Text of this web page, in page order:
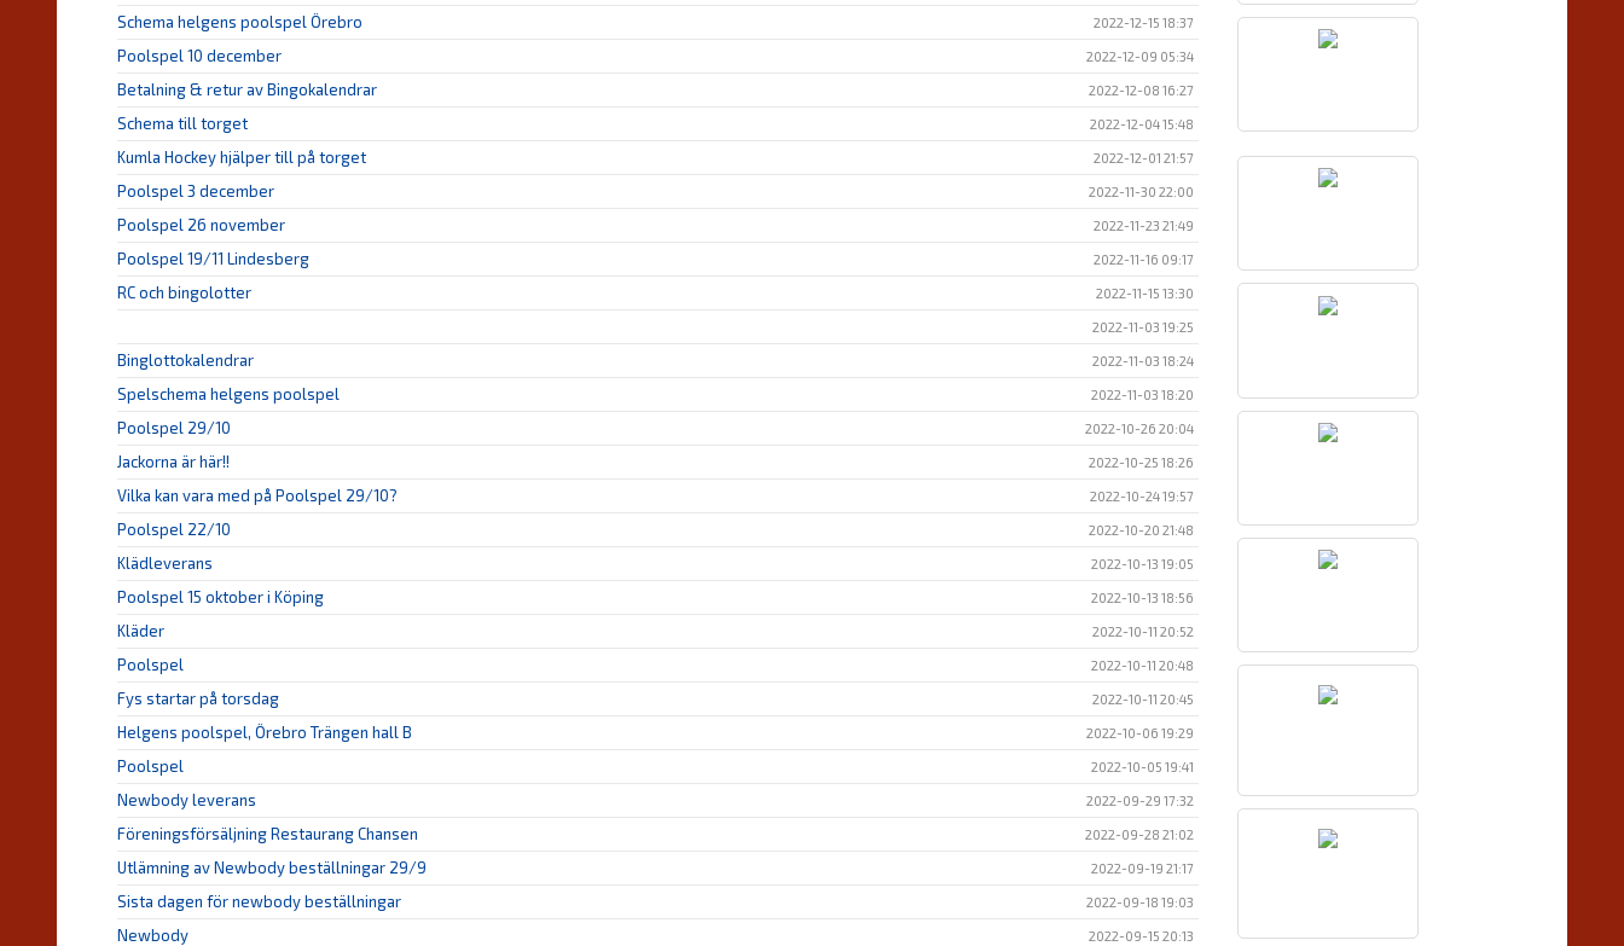
Schema helgens poolspel Örebro 2022-12-15 18:37
Poolspel 10 december 2022-12-09 05:34
Betalning & retur av Bingokalendrar 2022-12-08 16:27
Schema till torget 2022-12-04 15:48
Kumla Hockey hjälper till på torget 2022-12-01 21:57
Poolspel 3 december 2022-11-30 22:00
Poolspel 26 november 2022-11-23 21:49
Poolspel 19/11 Lindesberg 2022-11-16 09:17
RC och bingolotter 2022-11-15 13:30
2022-11-03 19:25
Binglottokalendrar 2022-11-03 18:24
Spelschema helgens poolspel 2022-11-03 18:20
Poolspel 29/10 2022-10-26 20:04
Jackorna är här!! 2022-10-25 18:26
Vilka kan vara med på Poolspel 29/10? 2022-10-24 19:57
Poolspel 22/10 2022-10-20 21:48
Klädleverans 2022-10-13 19:05
Poolspel 15 oktober i Köping 2022-10-13 18:56
Kläder 2022-10-11 20:52
Poolspel 2022-10-11 20:48
Fys startar på torsdag 2022-10-11 20:45
Helgens poolspel, Örebro Trängen hall B 2022-10-06 19:29
Poolspel 2022-10-05 19:41
Newbody leverans 2022-09-29 17:32
Föreningsförsäljning Restaurang Chansen 2022-09-28 21:02
Utlämning av Newbody beställningar 29/9 2022-09-19 21:17
Sista dagen för newbody beställningar 2022-09-18 19:03
Newbody 2022-09-15 20:13